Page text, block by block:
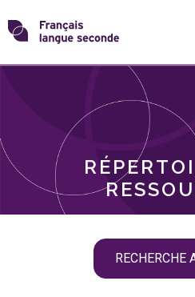
Skip
toTransformons
langue
RECHERCHE
THÈMES